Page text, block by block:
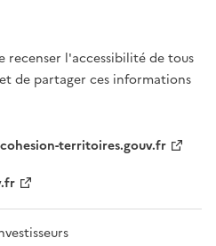
recenser l'accessibilité de tous
de partager ces informations
cohesion-territoires.gouv.fr